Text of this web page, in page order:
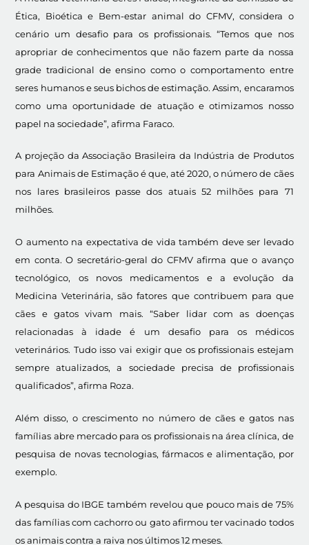
Ética, Bioética e Bem-estar animal do CFMV, considera o
cenário um desafio para os profissionais. “Temos que nos
apropriar de conhecimentos que não fazem parte da nossa
grade tradicional de ensino como o comportamento entre
seres humanos e seus bichos de estimação. Assim, encaramos
como uma oportunidade de atuação e otimizamos nosso
papel na sociedade”, afirma Faraco.
A projeção da Associação Brasileira da Indústria de Produtos
para Animais de Estimação é que, até 2020, o número de cães
nos lares brasileiros passe dos atuais 52 milhões para 71
milhões.
O aumento na expectativa de vida também deve ser levado
em conta. O secretário-geral do CFMV afirma que o avanço
tecnológico, os novos medicamentos e a evolução da
Medicina Veterinária, são fatores que contribuem para que
cães e gatos vivam mais. “Saber lidar com as doenças
relacionadas à idade é um desafio para os médicos
veterinários. Tudo isso vai exigir que os profissionais estejam
sempre atualizados, a sociedade precisa de profissionais
qualificados”, afirma Roza.
Além disso, o crescimento no número de cães e gatos nas
famílias abre mercado para os profissionais na área clínica, de
pesquisa de novas tecnologias, fármacos e alimentação, por
exemplo.
A pesquisa do IBGE também revelou que pouco mais de 75%
das famílias com cachorro ou gato afirmou ter vacinado todos
os animais contra a raiva nos últimos 12 meses.